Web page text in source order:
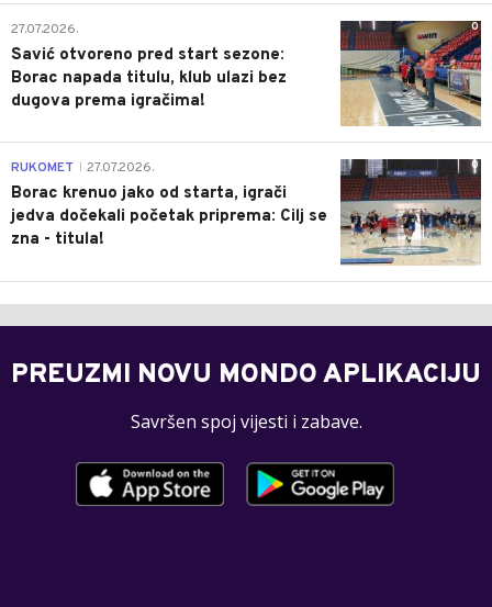
0
27.07.2026.
Savić otvoreno pred start sezone:
Borac napada titulu, klub ulazi bez
dugova prema igračima!
0
RUKOMET 27.07.2026.
Borac krenuo jako od starta, igrači
jedva dočekali početak priprema: Cilj se
zna - titula!
PREUZMI NOVU MONDO APLIKACIJU
Savršen spoj vijesti i zabave.